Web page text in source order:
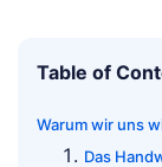
Table of
Warum wir uns
Das